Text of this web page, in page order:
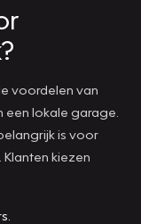
voordelen van
een lokale garage.
is voor
kiezen